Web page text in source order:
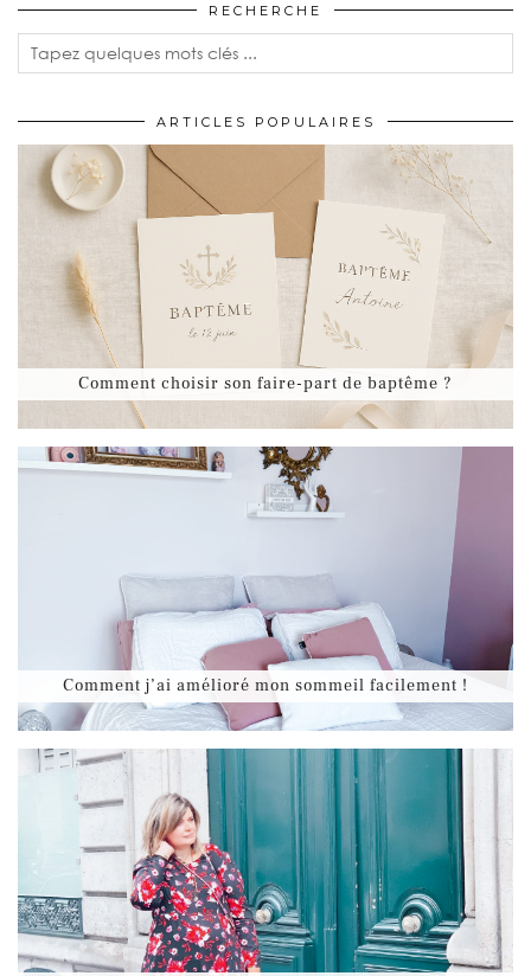
RECHERCHE
ARTICLES POPULAIRES
Comment choisir son faire-part de baptême ?
Comment j’ai amélioré mon sommeil facilement !